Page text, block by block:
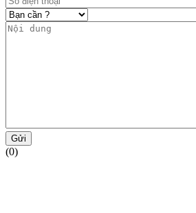
Gửi
(0)